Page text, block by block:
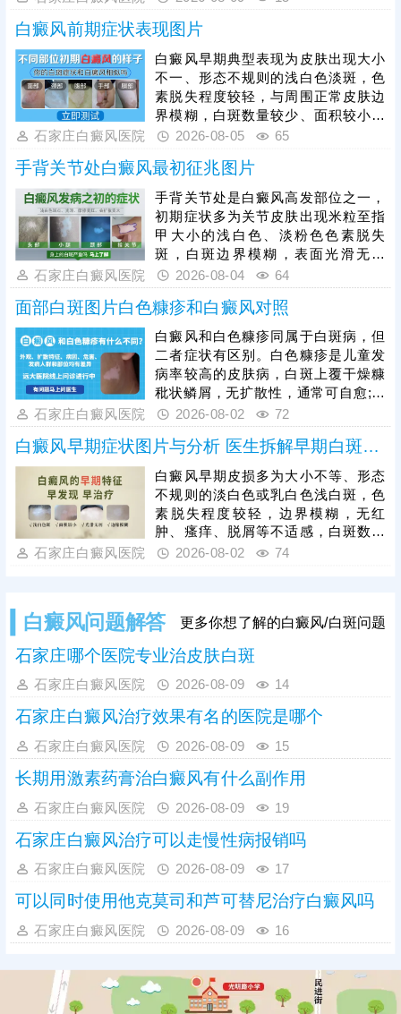
进行科学检查，临床常用伍德灯、三
维皮肤ct、血常规等检测项目，可明
确黑色素脱失程度、排查发病诱因。
白癜风发病后扩散性极强，需把握黄
金治疗时期，结合自身病情对症医
治。
白癜风前期症状表现图片
白癜风早期典型表现为皮肤出现大小
不一、形态不规则的浅白色淡斑，色
素脱失程度较轻，与周围正常皮肤边
界模糊，白斑数量较少、面积较小，
一般无瘙痒、疼痛、脱屑等自觉不
斑症状不典型，极易与白色糠疹、花
斑癣、贫血痣等色素减退类疾病混
淆，仅凭肉眼难以准确判断。因此发
现皮肤异常白斑后，需及时到正规医
院做科学检查，明确诊断、规避误诊
漏诊。白癜风早期是治疗黄金时机，
及时开展科学对症治疗，复色效率更
高、预后更
石家庄白癜风医院 2026-08-05 65
手背关节处白癜风最初征兆图片
手背关节处是白癜风高发部位之一，
初期症状多为关节皮肤出现米粒至指
甲大小的浅白色、淡粉色色素脱失
斑，白斑边界模糊，表面光滑无鳞
屑、无红肿瘙痒、无疼痛刺痛等不适
感，不会影响皮肤正常功能。白癜风
具备极强的扩散性，手部关节活动频
繁、易受摩擦暴晒，若初期放任不
管，白斑会逐渐扩大、融合，色素脱
失加重，边界变得清晰，甚至蔓延至
整只手背、手指。白癜风初期黑色素
细胞未完全受损，是治疗的黄金时
机，患者需及时就医，结合自身白斑
面积、病程、体质科
石家庄白癜风医院 2026-08-04 64
面部白斑图片白色糠疹和白癜风对照
白癜风和白色糠疹同属于白斑病，但
二者症状有区别。白色糠疹是儿童发
病率较高的皮肤病，白斑上覆干燥糠
秕状鳞屑，无扩散性，通常可自愈;白
癜风发病人群广泛，白斑形成部位随
机，光滑平坦，不痛不痒，病症顽
固，易扩散。可以做伍德灯、三维皮
肤ct检查诊断，分析白斑是什么，了
解白斑形成原因。再针对性的制定治
疗、护理方案，助力白斑稳步着色。
石家庄白癜风医院 2026-08-02 72
白癜风早期症状图片与分析 医生拆解早期白斑识别逻辑
白癜风早期皮损多为大小不等、形态
不规则的淡白色或乳白色浅白斑，色
素脱失程度较轻，边界模糊，无红
肿、瘙痒、脱屑等不适感，白斑数量
少、面积小，扩散速度较慢。临床
免误诊误治。早期是白癜风治疗的黄
金窗口期，此时皮肤黑色素细胞受损
程度低，干预后复色效果好、复色率
高、复发率低。
石家庄白癜风医院 2026-08-02 74
白癜风问题解答 更多你想了解的白癜风/白斑问题
石家庄哪个医院专业治皮肤白斑
石家庄白癜风医院 2026-08-09 14
石家庄白癜风治疗效果有名的医院是哪个
石家庄白癜风医院 2026-08-09 15
长期用激素药膏治白癜风有什么副作用
石家庄白癜风医院 2026-08-09 19
石家庄白癜风治疗可以走慢性病报销吗
石家庄白癜风医院 2026-08-09 17
可以同时使用他克莫司和芦可替尼治疗白癜风吗
石家庄白癜风医院 2026-08-09 16